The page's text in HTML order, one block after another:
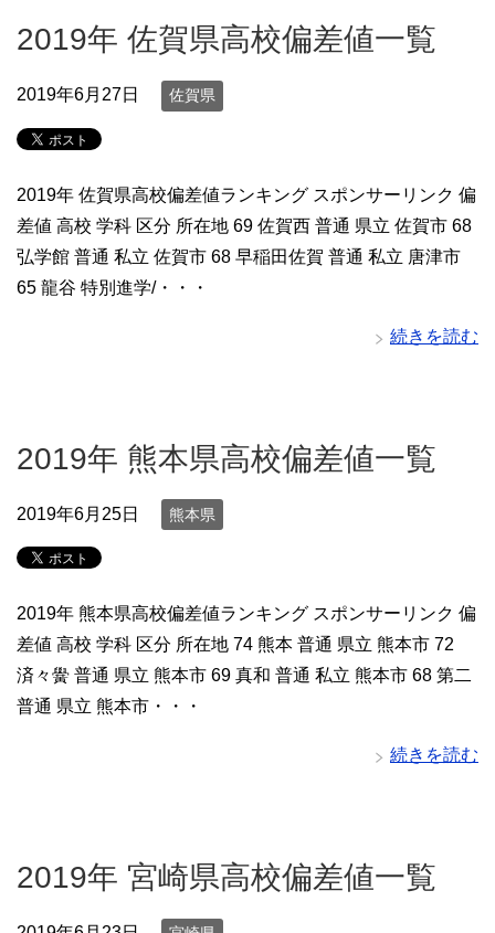
2019年 佐賀県高校偏差値一覧
2019年6月27日 佐賀県
2019年 佐賀県高校偏差値ランキング スポンサーリンク 偏
差値 高校 学科 区分 所在地 69 佐賀西 普通 県立 佐賀市 68
弘学館 普通 私立 佐賀市 68 早稲田佐賀 普通 私立 唐津市
65 龍谷 特別進学/・・・
続きを読む
2019年 熊本県高校偏差値一覧
2019年6月25日 熊本県
2019年 熊本県高校偏差値ランキング スポンサーリンク 偏
差値 高校 学科 区分 所在地 74 熊本 普通 県立 熊本市 72
済々黌 普通 県立 熊本市 69 真和 普通 私立 熊本市 68 第二
普通 県立 熊本市・・・
続きを読む
2019年 宮崎県高校偏差値一覧